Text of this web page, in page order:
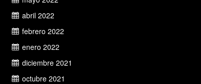
abril 2022
febrero 2022
enero 2022
diciembre 2021
octubre 2021